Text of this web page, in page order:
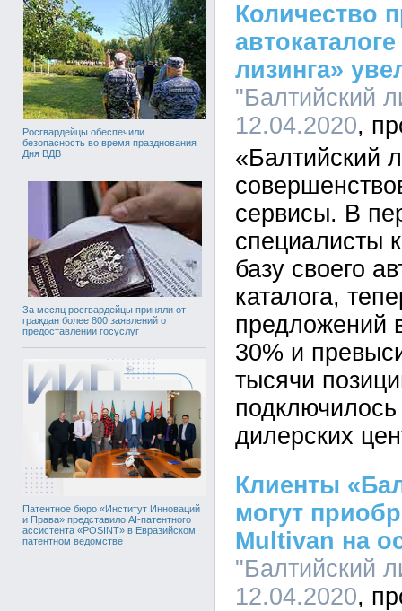
Росгвардейцы обеспечили
безопасность во время празднования
Дня ВДВ
За месяц росгвардейцы приняли от
граждан более 800 заявлений о
предоставлении госуслуг
Патентное бюро «Институт Инноваций
и Права» представило AI-патентного
ассистента «POSINT» в Евразийском
патентном ведомстве
Количество
лизинга»
"Балтийский
12.04.2020
«Балтийский
сервисы. В
специалисты
базу своего
каталога,
предложений
30% и
тысячи
дилерских
Клиенты
могут
Multivan на
"Балтийский
12.04.2020